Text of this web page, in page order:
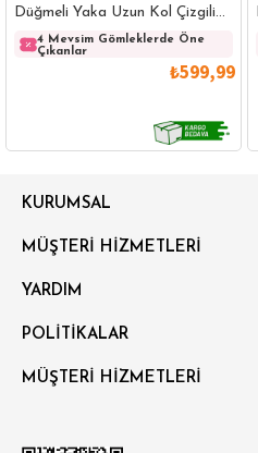
Düğmeli Yaka Uzun Kol Çizgili
Pamuklu Beyaz Gömlek
4 Mevsim Gömleklerde Öne
Çıkanlar
₺599,99
KURUMSAL
MÜŞTERİ HİZMETLERİ
YARDIM
POLİTİKALAR
MÜŞTERİ HİZMETLERİ